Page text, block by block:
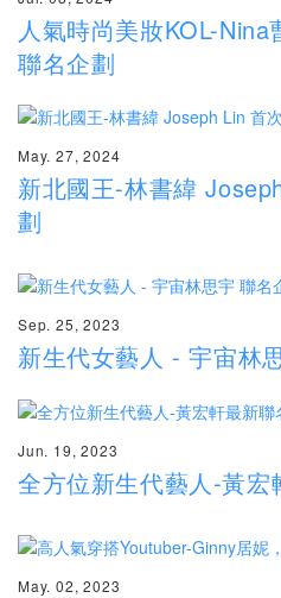
人氣時尚美妝KOL-
聯名企劃
May. 27, 2024
新北國王-林書緯
劃
Sep. 25, 2023
新生代女藝人 - 宇宙林
Jun. 19, 2023
全方位新生代藝人-黃宏
May. 02, 2023